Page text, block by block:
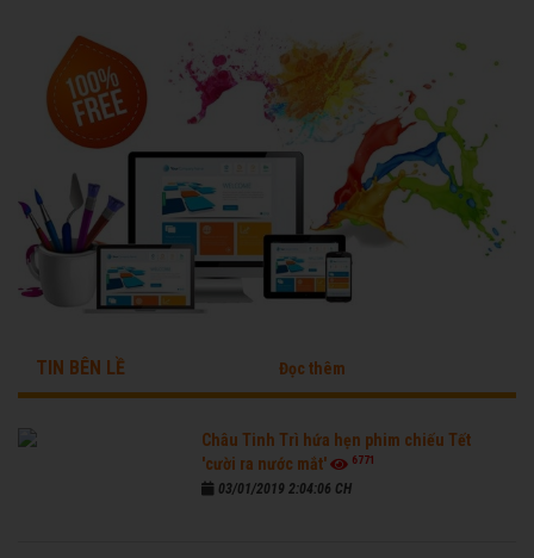
TIN BÊN LỀ Đọc thêm
Châu Tinh Trì hứa hẹn phim chiếu Tết
'cười ra nước mắt'
6771
03/01/2019 2:04:06 CH